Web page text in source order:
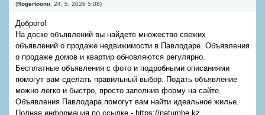
(Rogertoomi 24. 5. 2026 5:08)
Доброго!
На доске объявлений вы найдете множество свежих
объявлений о продаже недвижимости в Павлодаре. Объявления
о продаже домов и квартир обновляются регулярно.
Бесплатные объявления с фото и подробными описаниями
помогут вам сделать правильный выбор. Подать объявление
можно легко и быстро, просто заполнив форму на сайте.
Объявления Павлодара помогут вам найти идеальное жилье.
Полная информация по ссылке - https://natumbe.kz